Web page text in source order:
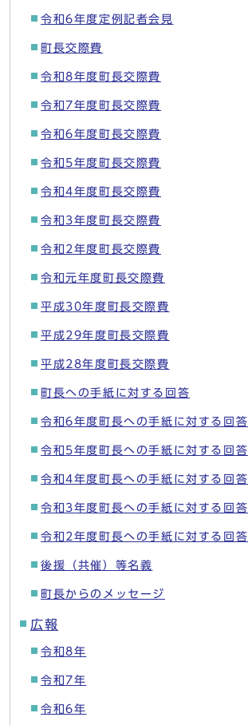
令和6年度定例記者会見
町長交際費
令和8年度町長交際費
令和7年度町長交際費
令和6年度町長交際費
令和5年度町長交際費
令和4年度町長交際費
令和3年度町長交際費
令和2年度町長交際費
令和元年度町長交際費
平成30年度町長交際費
平成29年度町長交際費
平成28年度町長交際費
町長への手紙に対する回答
令和6年度町長への手紙に対する回答
令和5年度町長への手紙に対する回答
令和4年度町長への手紙に対する回答
令和3年度町長への手紙に対する回答
令和2年度町長への手紙に対する回答
後援（共催）等名義
町長からのメッセージ
広報
令和8年
令和7年
令和6年